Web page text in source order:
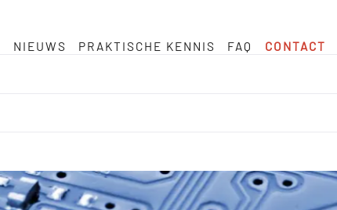
NIEUWS
PRAKTISCHE KENNIS
FAQ CONTACT